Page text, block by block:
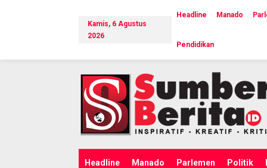
i
Kamis, 6 Agustus
2026
Headline Manado
Pendidikan
Headline Manado Parlemen Politik